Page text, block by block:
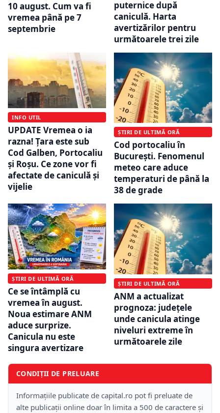
10 august. Cum va fi
vremea până pe 7
septembrie
puternice după
caniculă. Harta
avertizărilor pentru
următoarele trei zile
INFO UTIL
UPDATE Vremea o ia
razna! Țara este sub
Cod Galben, Portocaliu
și Roșu. Ce zone vor fi
afectate de caniculă și
vijelie
ȘTIRI DE ULTIMĂ ORĂ
Cod portocaliu în
București. Fenomenul
meteo care aduce
temperaturi de până la
38 de grade
ȘTIRI DE ULTIMĂ ORĂ
Ce se întâmplă cu
vremea în august.
Noua estimare ANM
aduce surprize.
Canicula nu este
singura avertizare
ȘTIRI DE ULTIMĂ ORĂ
ANM a actualizat
prognoza: județele
unde canicula atinge
niveluri extreme în
următoarele zile
CONDIȚII DE PRELUARE
Informațiile publicate de capital.ro pot fi preluate de
alte publicații online doar în limita a 500 de caractere și